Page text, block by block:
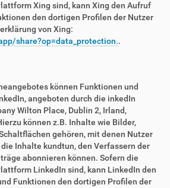
Xing sind, kann Xing den Aufruf
den dortigen Profilen der Nutzer
von Xing:
share?op=data_protection..
können Funktionen und
angeboten durch die inkedIn
Wilton Place, Dublin 2, Irland,
können z.B. Inhalte wie Bilder,
gehören, mit denen Nutzer
Inhalte kundtun, den Verfassern der
abonnieren können. Sofern die
LinkedIn sind, kann LinkedIn den
Funktionen den dortigen Profilen der